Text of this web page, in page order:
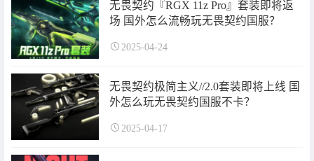
无畏契约『RGX 11z Pro』套装即将返
场 国外怎么流畅玩无畏契约国服？
2025-04-24
无畏契约极简主义//2.0套装即将上线 国
外怎么玩无畏契约国服不卡？
2025-04-17